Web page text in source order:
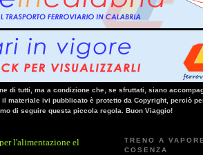
di tutti, ma a condizione che, se sfruttati, siano
materiale ivi pubblicato è protetto da Copyright, perciò
di seguire questa piccola regola. Buon Viaggio!
elettrica, sulla linea Paola - Cosenza,
TRENO A
COSENZA